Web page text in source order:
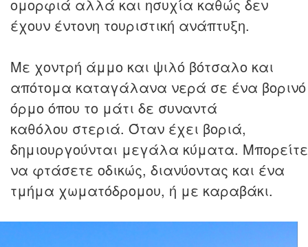
ομορφιά αλλά και ησυχία καθώς δεν
έχουν έντονη τουριστική ανάπτυξη.
Με χοντρή άμμο και ψιλό βότσαλο και
απότομα καταγάλανα νερά σε ένα βορινό
όρμο όπου το μάτι δε συναντά
καθόλου στεριά. Όταν έχει βοριά,
δημιουργούνται μεγάλα κύματα. Μπορείτε
να φτάσετε οδικώς, διανύοντας και ένα
τμήμα χωματόδρομου, ή με καραβάκι.